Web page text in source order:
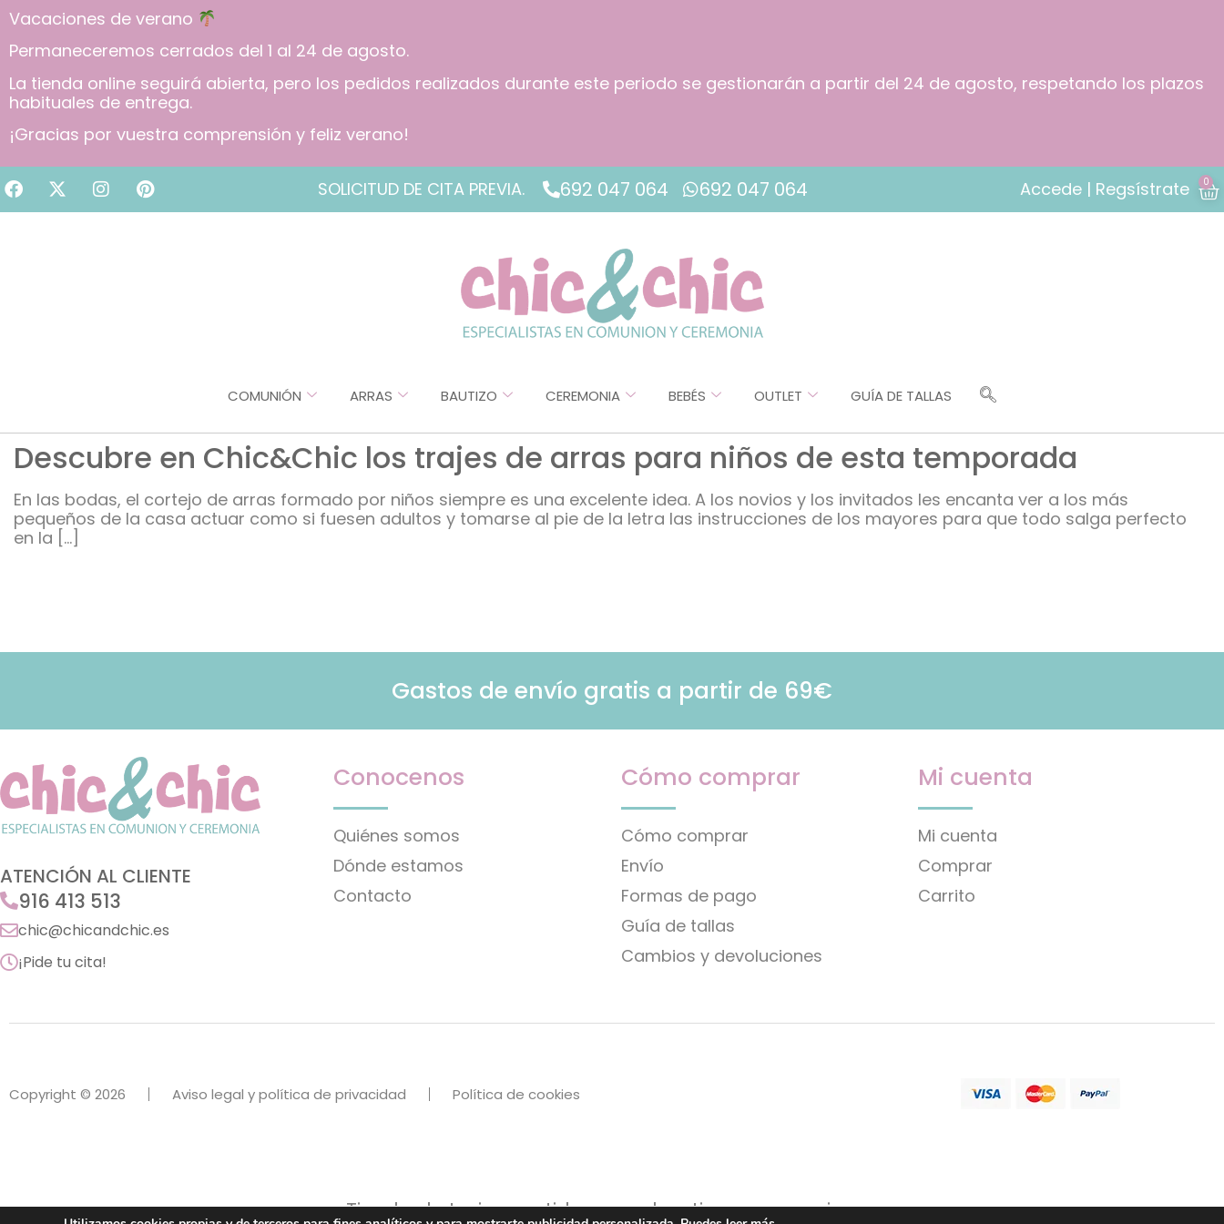
Vacaciones de verano
Permaneceremos cerrados del 1 al 24 de agosto.
La tienda online seguirá abierta, pero los pedidos realizados durante este periodo se gestionarán a partir del 24 de agosto, respetando los plazos
habituales de entrega.
¡Gracias por vuestra comprensión y feliz verano!
SOLICITUD DE CITA PREVIA. 692 047 064 692 047 064 Accede | Regsístrate 0
COMUNIÓN ARRAS BAUTIZO CEREMONIA BEBÉS OUTLET GUÍA DE TALLAS
Descubre en Chic&Chic los trajes de arras para niños de esta temporada
En las bodas, el cortejo de arras formado por niños siempre es una excelente idea. A los novios y los invitados les encanta ver a los más
pequeños de la casa actuar como si fuesen adultos y tomarse al pie de la letra las instrucciones de los mayores para que todo salga perfecto
en la […]
Gastos de envío gratis a partir de 69€
ATENCIÓN AL CLIENTE
916 413 513
chic@chicandchic.es
¡Pide tu cita!
Conocenos
Quiénes somos
Dónde estamos
Contacto
Cómo comprar
Cómo comprar
Envío
Formas de pago
Guía de tallas
Cambios y devoluciones
Mi cuenta
Mi cuenta
Comprar
Carrito
Copyright © 2026 Aviso legal y política de privacidad Política de cookies
Tienda de trajes, vestidos para bautizos y comuniones